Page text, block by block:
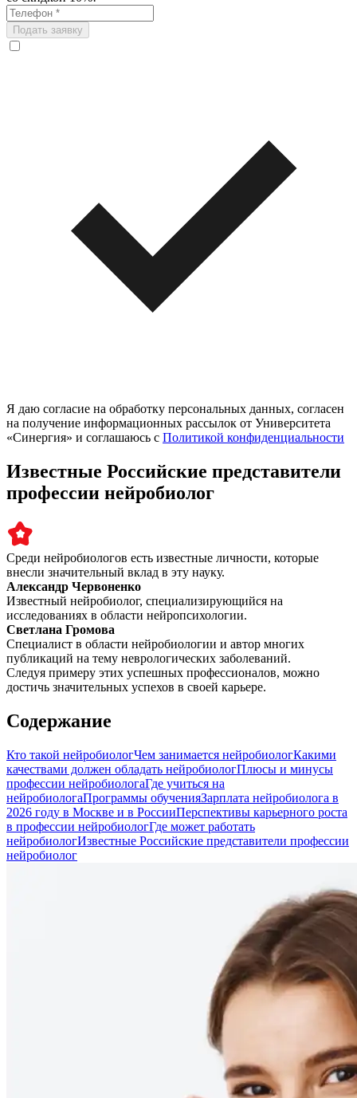
Подать заявку
Я даю согласие на обработку персональных данных, согласен
на получение информационных рассылок от Университета
«Синергия» и соглашаюсь c Политикой конфиденциальности
Известные Российские представители
профессии нейробиолог
Среди нейробиологов есть известные личности, которые
внесли значительный вклад в эту науку.
Александр Червоненко
Известный нейробиолог, специализирующийся на
исследованиях в области нейропсихологии.
Светлана Громова
Специалист в области нейробиологии и автор многих
публикаций на тему неврологических заболеваний.
Следуя примеру этих успешных профессионалов, можно
достичь значительных успехов в своей карьере.
Содержание
Кто такой нейробиологЧем занимается нейробиологКакими
качествами должен обладать нейробиологПлюсы и минусы
профессии нейробиологаГде учиться на
нейробиологаПрограммы обученияЗарплата нейробиолога в
2026 году в Москве и в РоссииПерспективы карьерного роста
в профессии нейробиологГде может работать
нейробиологИзвестные Российские представители профессии
нейробиолог